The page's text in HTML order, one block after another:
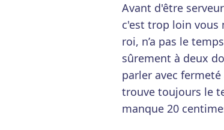
Avant d'être
c'est trop loin vous
roi, n’a pas le
sûrement à deux
parler avec
trouve toujours le
manque 20